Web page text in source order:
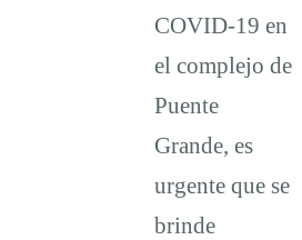
COVID-19 en
el complejo de
Puente
Grande, es
urgente que se
brinde